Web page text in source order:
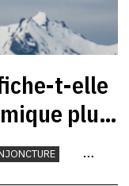
t-elle
plus